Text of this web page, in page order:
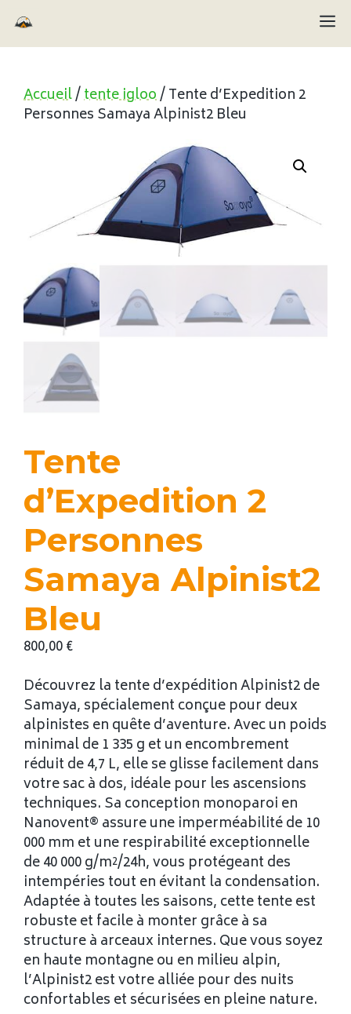
au
contenu
Accueil/tente igloo/ Tente d’Expedition 2
Personnes Samaya Alpinist2 Bleu
Tente
d’Expedition 2
Personnes
Samaya Alpinist2
Bleu
800,00€
Découvrez la tente d’expédition Alpinist2 de
Samaya, spécialement conçue pour deux
alpinistes en quête d’aventure. Avec un poids
minimal de 1 335 g et un encombrement
réduit de 4,7 L, elle se glisse facilement dans
votre sac à dos, idéale pour les ascensions
techniques. Sa conception monoparoi en
Nanovent® assure une imperméabilité de 10
000 mm et une respirabilité exceptionnelle
de 40 000 g/m²/24h, vous protégeant des
intempéries tout en évitant la condensation.
Adaptée à toutes les saisons, cette tente est
robuste et facile à monter grâce à sa
structure à arceaux internes. Que vous soyez
en haute montagne ou en milieu alpin,
l’Alpinist2 est votre alliée pour des nuits
confortables et sécurisées en pleine nature.